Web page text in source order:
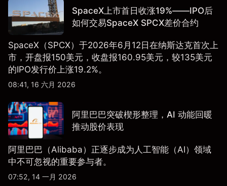
SpaceX上市首日收涨19%——IPO后
如何交易SpaceX SPCX差价合约
SpaceX（SPCX）于2026年6月12日在纳斯达克首次上
市，开盘报150美元，收盘报160.95美元，较135美元
的IPO发行价上涨19.2%。
08:41, 16 六月 2026
阿里巴巴突破楔形整理，AI 动能回暖
推动股价表现
阿里巴巴（Alibaba）正逐步成为人工智能（AI）领域
中不可忽视的重要参与者。
07:52, 14 一月 2026